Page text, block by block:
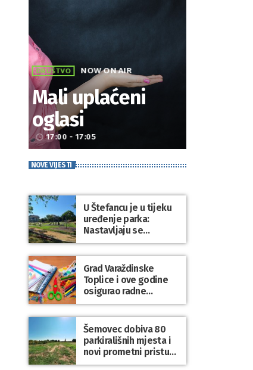
DRUŠTVO NOW ON AIR
Mali uplaćeni
oglasi
access_time 17:00 - 17:05
NOVE VIJESTI
U Štefancu je u tijeku
uređenje parka:
Nastavljaju se
ulaganja u javne
prostore diljem
općine Trnovec
Bartolovečki
Grad Varaždinske
Toplice i ove godine
osigurao radne
bilježnice i dodatni
obrazovni materijal za
sve osnovnoškolce
Šemovec dobiva 80
parkirališnih mjesta i
novi prometni pristup
groblju